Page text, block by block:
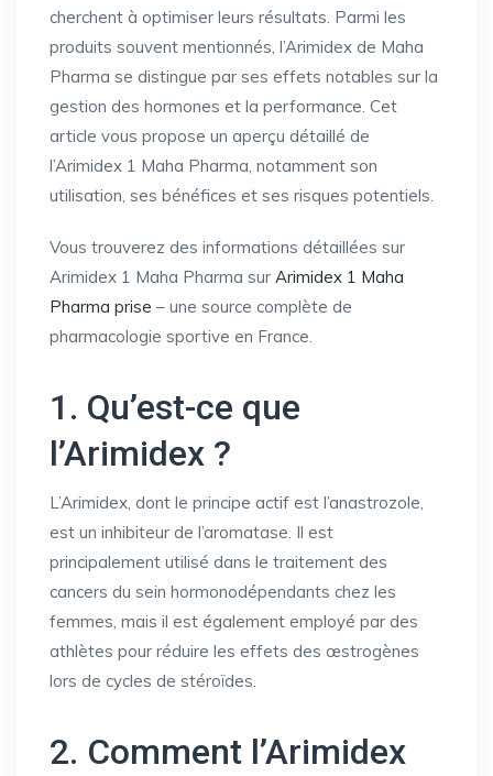
cherchent à optimiser leurs résultats. Parmi les
produits souvent mentionnés, l’Arimidex de Maha
Pharma se distingue par ses effets notables sur la
gestion des hormones et la performance. Cet
article vous propose un aperçu détaillé de
l’Arimidex 1 Maha Pharma, notamment son
utilisation, ses bénéfices et ses risques potentiels.
Vous trouverez des informations détaillées sur
Arimidex 1 Maha Pharma sur Arimidex 1 Maha
Pharma prise – une source complète de
pharmacologie sportive en France.
1. Qu’est-ce que
l’Arimidex ?
L’Arimidex, dont le principe actif est l’anastrozole,
est un inhibiteur de l’aromatase. Il est
principalement utilisé dans le traitement des
cancers du sein hormonodépendants chez les
femmes, mais il est également employé par des
athlètes pour réduire les effets des œstrogènes
lors de cycles de stéroïdes.
2. Comment l’Arimidex